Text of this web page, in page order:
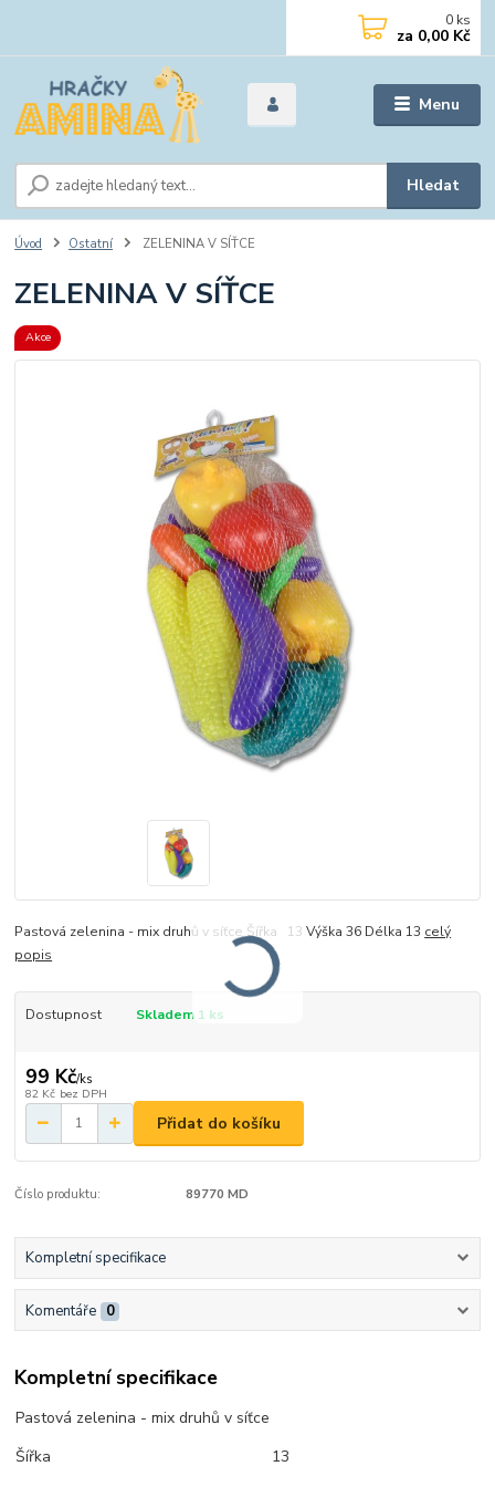
Menu
Hledat
0 ks
za 0,00 Kč
Úvod Ostatní ZELENINA V SÍŤCE
ZELENINA V SÍŤCE
Akce
Pastová zelenina - mix druhů v síťce Šířka 13 Výška 36 Délka 13 celý
popis
Dostupnost Skladem 1 ks
99 Kč/ks
82 Kč bez DPH
Přidat do košíku
Číslo produktu: 89770 MD
Kompletní specifikace
Komentáře 0
Kompletní specifikace
Pastová zelenina - mix druhů v síťce
Šířka
13